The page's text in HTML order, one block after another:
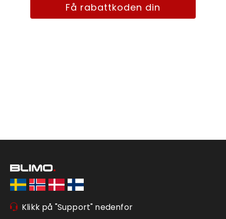
Få rabattkoden din
Klikk på "Support" nedenfor